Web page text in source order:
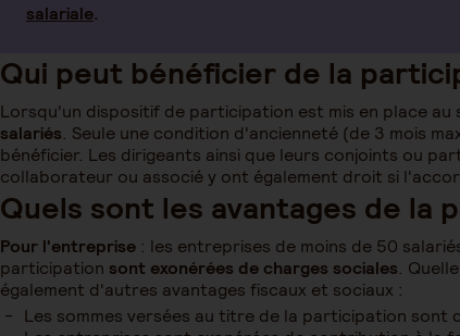
salariale.
Qui peut bénéficier de la
Lorsqu'un dispositif de participation est mis en place au
salariés. Seule une condition d'ancienneté (de 3 mois
bénéficier. Les dirigeants ainsi que leurs conjoints ou
collaborateur ou associé y ont également droit si
Quels sont les avantages de la
Pour l'entreprise : les entreprises de moins de 50
participation sont exonérées de charges sociales.
également d'autres avantages fiscaux et sociaux :
Les sommes versées au titre de la participation sont